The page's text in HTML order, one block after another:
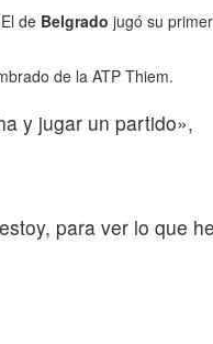
de Belgrado jugó su
de la ATP Thiem.
y jugar un partido»,
para ver lo que